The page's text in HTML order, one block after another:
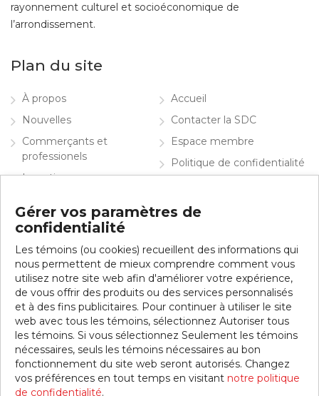
rayonnement culturel et socioéconomique de
l’arrondissement.
Plan du site
À propos
Nouvelles
Commerçants et
professionels
Investir
Accueil
Contacter la SDC
Espace membre
Politique de confidentialité
Contacter la SDC
Inscrivez-vous à notre infolettre
© 2026 SDC Jean-Talon Est. Tous droits réservés.
Gérer vos paramètres de
confidentialité
Les témoins (ou cookies) recueillent des informations qui
nous permettent de mieux comprendre comment vous
utilisez notre site web afin d'améliorer votre expérience,
de vous offrir des produits ou des services personnalisés
et à des fins publicitaires. Pour continuer à utiliser le site
web avec tous les témoins, sélectionnez Autoriser tous
les témoins. Si vous sélectionnez Seulement les témoins
nécessaires, seuls les témoins nécessaires au bon
fonctionnement du site web seront autorisés. Changez
vos préférences en tout temps en visitant notre politique
de confidentialité.